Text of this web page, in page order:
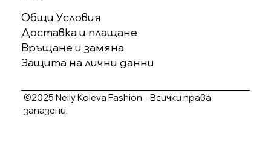
Общи Условия
Доставка и плащане
Връщане и замяна
Защита на лични данни
©2025 Nelly Koleva Fashion - Всички права
запазени